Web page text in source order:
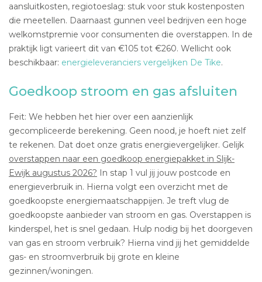
aansluitkosten, regiotoeslag: stuk voor stuk kostenposten
die meetellen. Daarnaast gunnen veel bedrijven een hoge
welkomstpremie voor consumenten die overstappen. In de
praktijk ligt varieert dit van €105 tot €260. Wellicht ook
beschikbaar: energieleveranciers vergelijken De Tike.
Goedkoop stroom en gas afsluiten
Feit: We hebben het hier over een aanzienlijk
gecompliceerde berekening. Geen nood, je hoeft niet zelf
te rekenen. Dat doet onze gratis energievergelijker. Gelijk
overstappen naar een goedkoop energiepakket in Slijk-
Ewijk augustus 2026? In stap 1 vul jij jouw postcode en
energieverbruik in. Hierna volgt een overzicht met de
goedkoopste energiemaatschappijen. Je treft vlug de
goedkoopste aanbieder van stroom en gas. Overstappen is
kinderspel, het is snel gedaan. Hulp nodig bij het doorgeven
van gas en stroom verbruik? Hierna vind jij het gemiddelde
gas- en stroomverbruik bij grote en kleine
gezinnen/woningen.